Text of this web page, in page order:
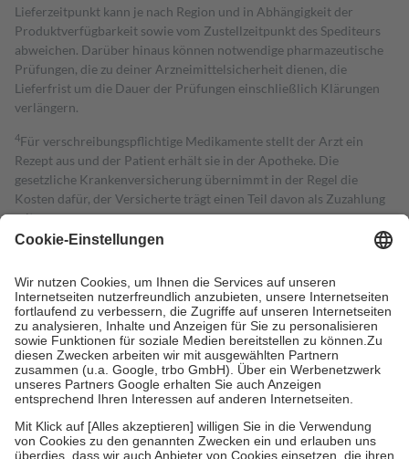
Lieferzeitpunkt kann je nach Region und in Abhängigkeit der
Produktverfügbarkeit sowie vom Zustellzeitpunkt des Spediteurs
abweichen. Darüber hinaus können notwendige pharmazeutische
Prüfungen, die zu deiner Arzneimittelsicherheit dienen, die
Lieferfrist um die Dauer der Prüfungen einschließlich Klärungen
verlängern.
4Für verschreibungspflichtige Medikamente stellt der Arzt ein
Rezept aus und der Patient erhält sie in der Apotheke. Die
gesetzliche Krankenversicherung übernimmt in der Regel die
Kosten dafür, der Versicherte trägt einen Teil davon als Zuzahlung
mit.
Grundsätzlich leisten Mitglieder Zuzahlungen in Höhe von zehn
höchstens zehn Euro.
Es sind jedoch nie mehr als die tatsächlichen
Kosten der Leistung zu entrichten.
Diese Regeln gelten grundsätzlich auch für Online-Apotheken.
Bei Heilmitteln und häuslicher Krankenpflege beträgt die
Zuzahlung zehn Prozent der Kosten sowie zehn Euro je
Verordnung.
Um das Engagement der Versicherten für ihre eigene Gesundheit zu
stärken und die besondere Stellung der Familie zu unterstützen,
fallenkeine Zuzahlungenan bei:
• Kindern und Jugendlichen bis zum vollendeten 18. Lebensjahr